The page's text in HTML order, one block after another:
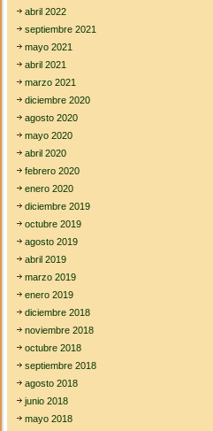
t
i
e
abril 2022
septiembre 2021
mayo 2021
abril 2021
marzo 2021
diciembre 2020
agosto 2020
mayo 2020
abril 2020
febrero 2020
enero 2020
diciembre 2019
octubre 2019
agosto 2019
abril 2019
marzo 2019
enero 2019
diciembre 2018
noviembre 2018
octubre 2018
septiembre 2018
agosto 2018
junio 2018
mayo 2018